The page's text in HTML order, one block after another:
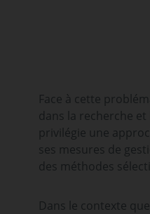
Face à cette
dans la recherche
privilégie une
ses mesures de
des méthodes
Dans le contexte